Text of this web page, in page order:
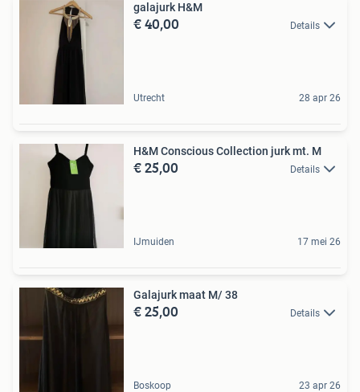
galajurk H&M
€ 40,00 Details
Utrecht 28 apr 26
H&M Conscious Collection jurk mt. M
€ 25,00 Details
IJmuiden 17 mei 26
Galajurk maat M/ 38
€ 25,00 Details
Boskoop 23 apr 26